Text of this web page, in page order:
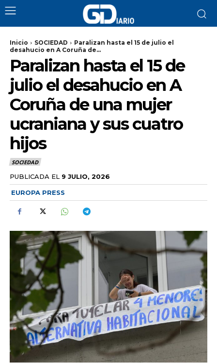
Inicio SOCIEDAD
Paralizan hasta el 15 de julio el
desahucio en A Coruña de...
Paralizan hasta el 15 de
julio el desahucio en A
Coruña de una mujer
ucraniana y sus cuatro
hijos
SOCIEDAD
PUBLICADA EL 9 JULIO, 2026
EUROPA PRESS